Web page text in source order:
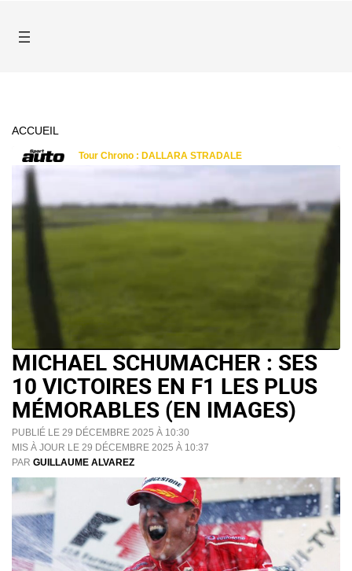
ACCUEIL
MICHAEL SCHUMACHER : SES
10 VICTOIRES EN F1 LES PLUS
MÉMORABLES (EN IMAGES)
PUBLIÉ LE 29 DÉCEMBRE 2025 À 10:30
MIS À JOUR LE 29 DÉCEMBRE 2025 À 10:37
PAR GUILLAUME ALVAREZ